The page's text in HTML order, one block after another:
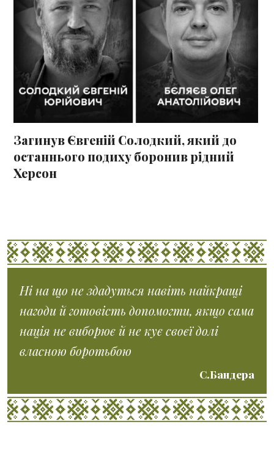
Загинув Євгеній Солодкий, який до
останнього подиху боронив рідний
Херсон
Ні на що не здадуться навіть найкращі
нагоди й готовість допомогти, якщо сама
нація не виборює й не кує своєї долі
власною боротьбою
С.Бандера